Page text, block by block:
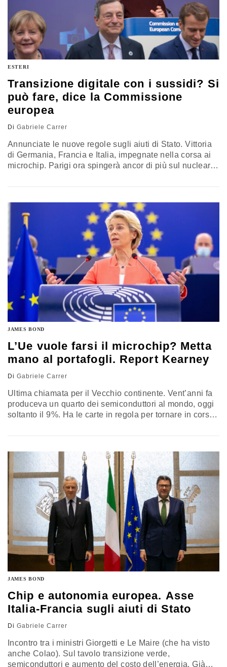
ESTERI
Transizione digitale con i sussidi? Si
può fare, dice la Commissione
europea
Di Gabriele Carrer
Annunciate le nuove regole sugli aiuti di Stato. Vittoria
di Germania, Francia e Italia, impegnate nella corsa ai
microchip. Parigi ora spingerà ancor di più sul nucleare
JAMES BOND
L’Ue vuole farsi il microchip? Metta
mano al portafogli. Report Kearney
Di Gabriele Carrer
Ultima chiamata per il Vecchio continente. Vent’anni fa
produceva un quarto dei semiconduttori al mondo, oggi
soltanto il 9%. Ha le carte in regola per tornare in corsa
JAMES BOND
Chip e autonomia europea. Asse
Italia-Francia sugli aiuti di Stato
Di Gabriele Carrer
Incontro tra i ministri Giorgetti e Le Maire (che ha visto
anche Colao). Sul tavolo transizione verde,
semiconduttori e aumento del costo dell’energia. Già